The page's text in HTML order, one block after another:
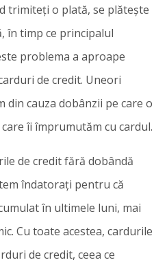
trimiteți o plată, se plătește
în timp ce principalul
problema a aproape
de credit. Uneori
din cauza dobânzii pe care o
îi împrumutăm cu cardul.
de credit fără dobândă
îndatorați pentru că
în ultimele luni, mai
Cu toate acestea, cardurile
de credit, ceea ce